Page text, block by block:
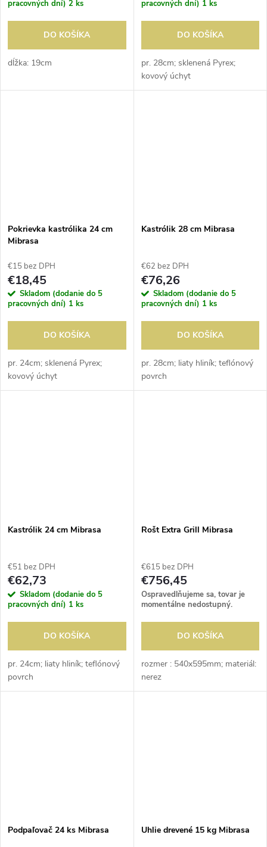
pracovných dní) 2 ks
DO KOŠÍKA
dĺžka: 19cm
pracovných dní) 1 ks
DO KOŠÍKA
pr. 28cm; sklenená Pyrex;
kovový úchyt
Pokrievka kastrólika 24 cm
Mibrasa
€15 bez DPH
€18,45
Skladom (dodanie do 5
pracovných dní) 1 ks
DO KOŠÍKA
pr. 24cm; sklenená Pyrex;
kovový úchyt
Kastrólik 28 cm Mibrasa
€62 bez DPH
€76,26
Skladom (dodanie do 5
pracovných dní) 1 ks
DO KOŠÍKA
pr. 28cm; liaty hliník; teflónový
povrch
Kastrólik 24 cm Mibrasa
€51 bez DPH
€62,73
Skladom (dodanie do 5
pracovných dní) 1 ks
DO KOŠÍKA
pr. 24cm; liaty hliník; teflónový
povrch
Rošt Extra Grill Mibrasa
€615 bez DPH
€756,45
Ospravedlňujeme sa, tovar je
momentálne nedostupný.
DO KOŠÍKA
rozmer : 540x595mm; materiál:
nerez
Podpaľovač 24 ks Mibrasa Uhlie drevené 15 kg Mibrasa